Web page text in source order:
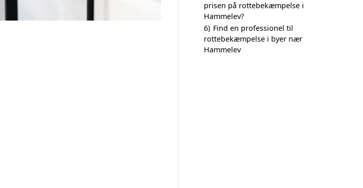
prisen på rottebekæmpelse i
Hammelev?
6) Find en professionel til
rottebekæmpelse i byer nær
Hammelev